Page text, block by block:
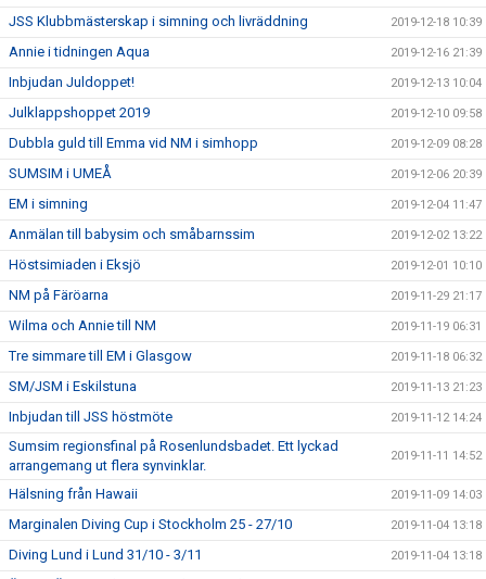
JSS Klubbmästerskap i simning och livräddning 2019-12-18 10:39
Annie i tidningen Aqua 2019-12-16 21:39
Inbjudan Juldoppet! 2019-12-13 10:04
Julklappshoppet 2019 2019-12-10 09:58
Dubbla guld till Emma vid NM i simhopp 2019-12-09 08:28
SUMSIM i UMEÅ 2019-12-06 20:39
EM i simning 2019-12-04 11:47
Anmälan till babysim och småbarnssim 2019-12-02 13:22
Höstsimiaden i Eksjö 2019-12-01 10:10
NM på Färöarna 2019-11-29 21:17
Wilma och Annie till NM 2019-11-19 06:31
Tre simmare till EM i Glasgow 2019-11-18 06:32
SM/JSM i Eskilstuna 2019-11-13 21:23
Inbjudan till JSS höstmöte 2019-11-12 14:24
Sumsim regionsfinal på Rosenlundsbadet. Ett lyckad
arrangemang ut flera synvinklar.
2019-11-11 14:52
Hälsning från Hawaii 2019-11-09 14:03
Marginalen Diving Cup i Stockholm 25 - 27/10 2019-11-04 13:18
Diving Lund i Lund 31/10 - 3/11 2019-11-04 13:18